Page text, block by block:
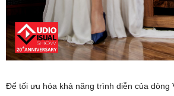
Để tối ưu hóa khả năng trình diễn của dòng